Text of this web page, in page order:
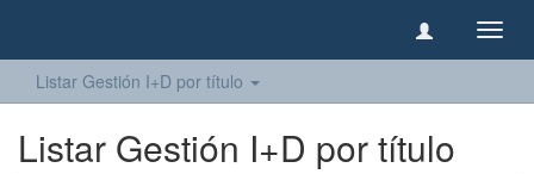
Listar Gestión I+D por título
Listar Gestión I+D por título